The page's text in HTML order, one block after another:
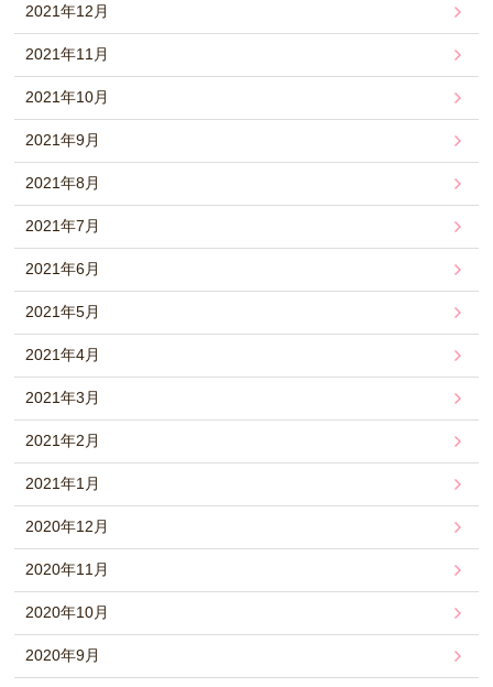
2021年12月
2021年11月
2021年10月
2021年9月
2021年8月
2021年7月
2021年6月
2021年5月
2021年4月
2021年3月
2021年2月
2021年1月
2020年12月
2020年11月
2020年10月
2020年9月